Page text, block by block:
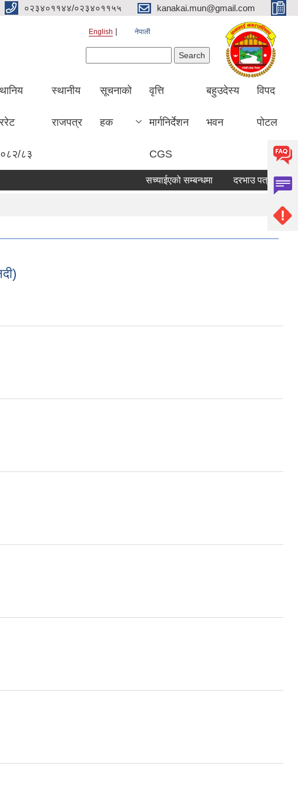
०२३४०११४४/०२३४०११५५ kanakai.mun@gmail.com
English नेपाली
८३
स्थानीय
राजपत्र
सूचनाको
हक
वृत्ति
मार्गनिर्देशन
CGS
बहुउदेस्य
भवन
विपद
पोटल
सच्याईएको सम्बन्धमा दरभाउ पत्र पेश गर्ने